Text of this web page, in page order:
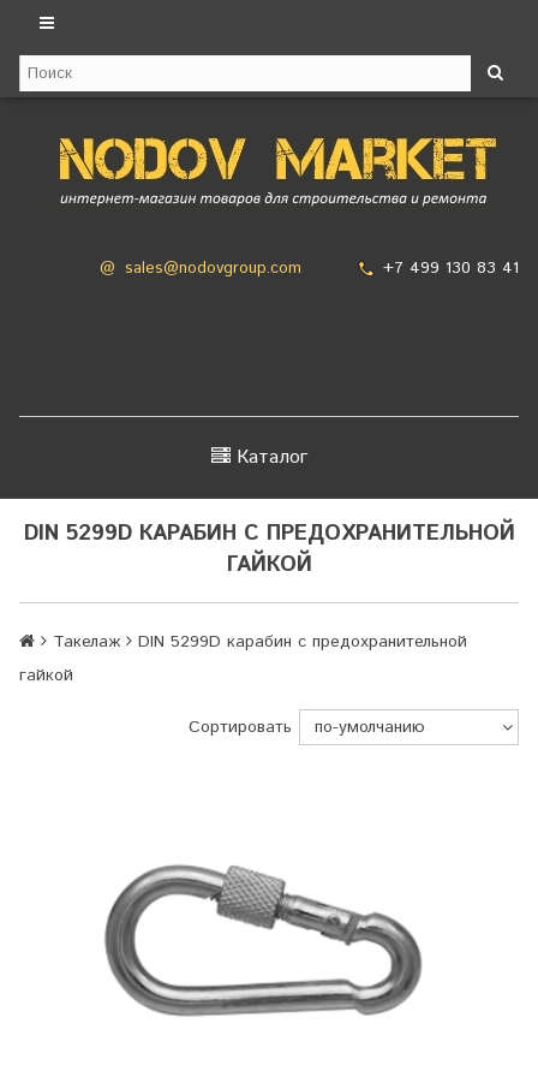
@ sales@nodovgroup.com +7 499 130 83 41
Каталог
DIN 5299D КАРАБИН С ПРЕДОХРАНИТЕЛЬНОЙ
ГАЙКОЙ
Такелаж
DIN 5299D карабин с предохранительной
гайкой
Сортировать